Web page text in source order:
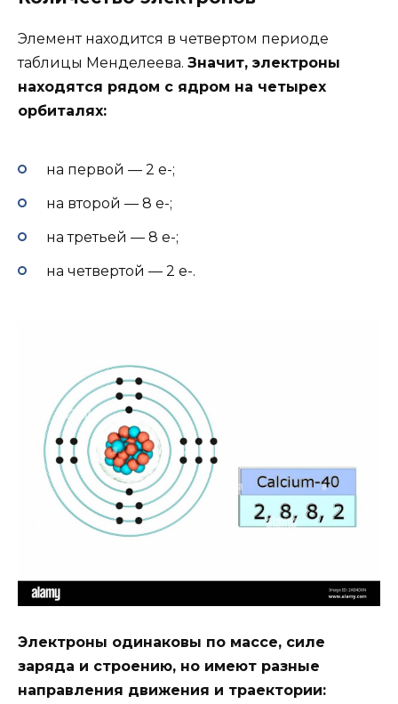
Элемент находится в четвертом периоде
таблицы Менделеева. Значит, электроны
находятся рядом с ядром на четырех
орбиталях:
на первой — 2 e-;
на второй — 8 e-;
на третьей — 8 e-;
на четвертой — 2 e-.
Электроны одинаковы по массе, силе
заряда и строению, но имеют разные
направления движения и траектории: